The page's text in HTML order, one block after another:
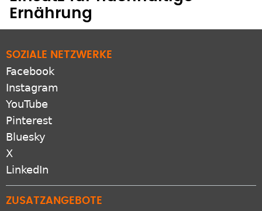
Ernährung
SOZIALE NETZWERKE
Facebook
Instagram
YouTube
Pinterest
Bluesky
X
LinkedIn
ZUSATZANGEBOTE